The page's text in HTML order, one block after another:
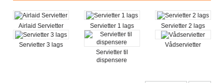
Airlaid Servietter Servietter 1 lags Servietter 2 lags
Servietter 3 lags
Servietter til
dispensere
Vådservietter